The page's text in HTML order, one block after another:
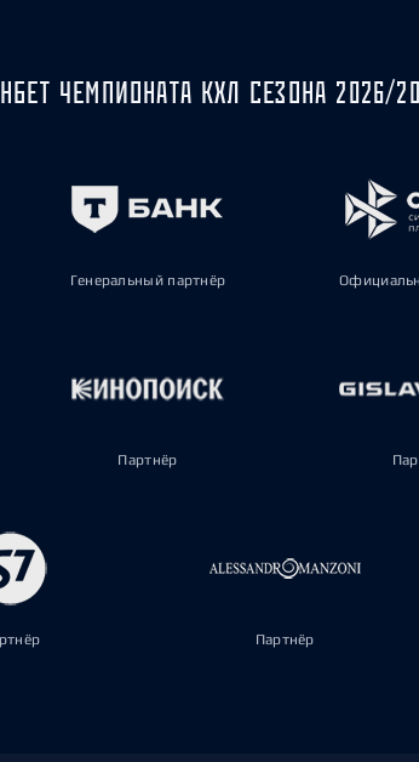
ЧЕМПИОНАТА КХЛ СЕЗОНА 2026/
Генеральный партнёр
Партнёр
Партнёр